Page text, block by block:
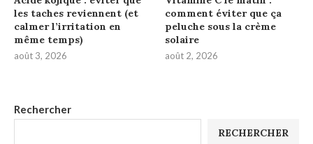
Rechercher
RECHERCHER
les taches reviennent (et
calmer l’irritation en
même temps)
août 3, 2026
comment éviter que ça
peluche sous la crème
solaire
août 2, 2026